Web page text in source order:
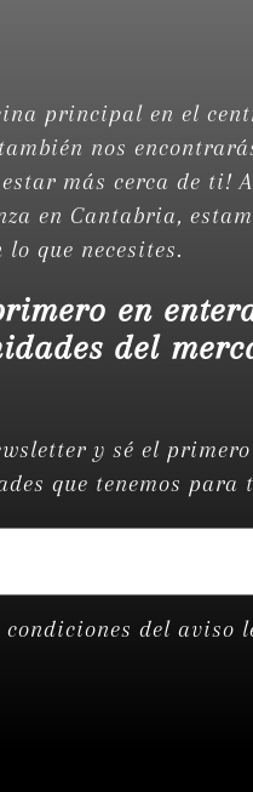
principal en el
nos
más cerca de ti!
en Cantabria,
que necesites.
en
del
y sé el
que tenemos para
del aviso